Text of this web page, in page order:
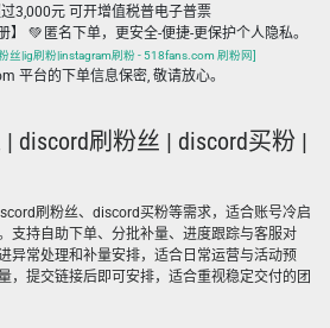
3,000元 可开增值税普电子普票
】 💚 匿名下单，更安全-便捷-更保护个人隐私。
丝|ig刷粉|instagram刷粉 - 518fans.com 刷粉网]
平台的下单信息保密, 敬请放心。
discord刷粉丝 | discord买粉 |
刷粉丝、discord买粉等需求，适合账号冷启
支持自助下单、分批补量、进度跟踪与客服对
异常处理和补量安排，适合日常运营与活动预
，提交链接后即可安排，适合重视稳定交付的团